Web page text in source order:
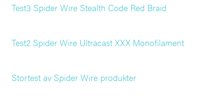
Test3 Spider Wire Stealth Code Red Braid
Test2 Spider Wire Ultracast XXX Monofilament
Stortest av Spider Wire produkter